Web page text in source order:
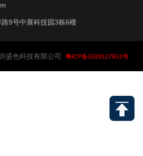
9号中展科技园3栋6楼
盛色科技有限公司 粤ICP备2020127653号